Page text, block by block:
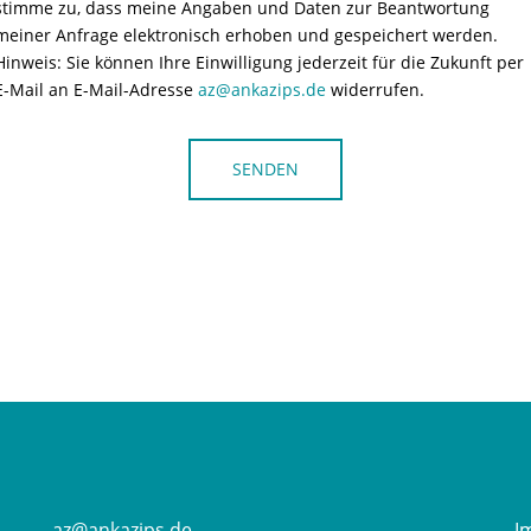
zu, dass meine Angaben und Daten zur Beantwortung
Anfrage elektronisch erhoben und gespeichert werden.
Sie können Ihre Einwilligung jederzeit für die Zukunft per
Mail an E-Mail-Adresseaz@ankazips.de widerrufen.